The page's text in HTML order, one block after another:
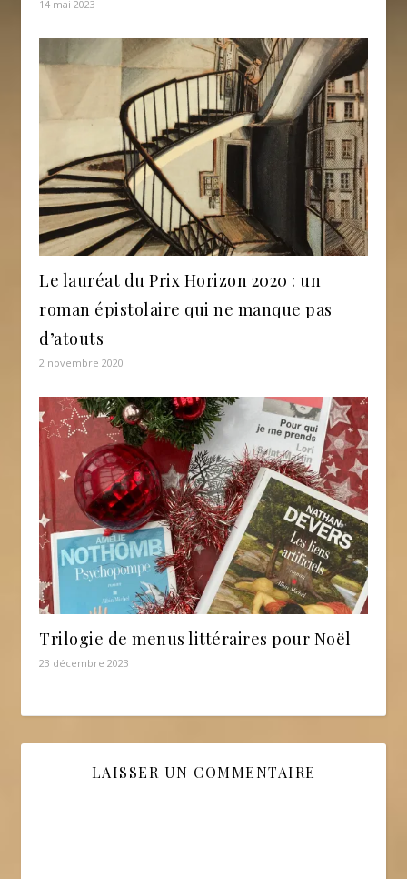
14 mai 2023
Le lauréat du Prix Horizon 2020 : un
roman épistolaire qui ne manque pas
d’atouts
2 novembre 2020
Trilogie de menus littéraires pour Noël
23 décembre 2023
LAISSER UN COMMENTAIRE